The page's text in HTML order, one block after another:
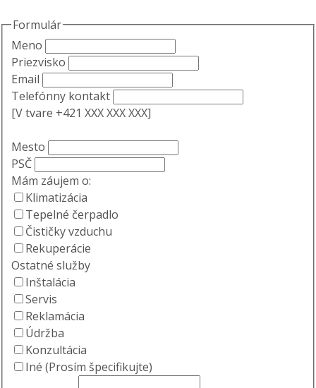
Formulár
Meno
Priezvisko
Email
Telefónny kontakt
[V tvare +421 XXX XXX XXX]
Mesto
PSČ
Mám záujem o:
Klimatizácia
Tepelné čerpadlo
Čističky vzduchu
Rekuperácie
Ostatné služby
Inštalácia
Servis
Reklamácia
Údržba
Konzultácia
Iné (Prosím špecifikujte)